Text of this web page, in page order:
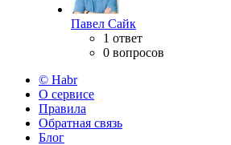
Павел Сайк
1 ответ
0 вопросов
© Habr
О сервисе
Правила
Обратная связь
Блог